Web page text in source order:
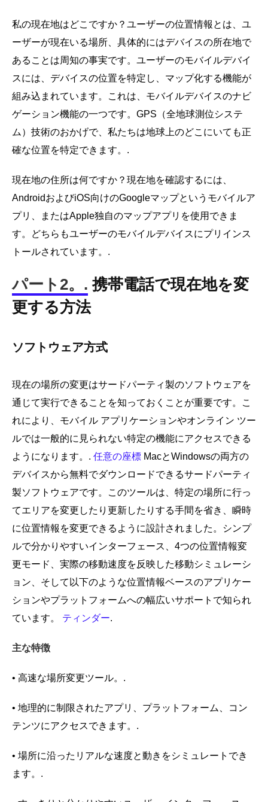
私の現在地はどこですか？ユーザーの位置情報とは、ユ
ーザーが現在いる場所、具体的にはデバイスの所在地で
あることは周知の事実です。ユーザーのモバイルデバイ
スには、デバイスの位置を特定し、マップ化する機能が
組み込まれています。これは、モバイルデバイスのナビ
ゲーション機能の一つです。GPS（全地球測位システ
ム）技術のおかげで、私たちは地球上のどこにいても正
確な位置を特定できます。.
現在地の住所は何ですか？現在地を確認するには、
AndroidおよびiOS向けのGoogleマップというモバイルア
プリ、またはApple独自のマップアプリを使用できま
す。どちらもユーザーのモバイルデバイスにプリインス
トールされています。.
パート2。. 携帯電話で現在地を変
更する方法
ソフトウェア方式
現在の場所の変更はサードパーティ製のソフトウェアを
通じて実行できることを知っておくことが重要です。こ
れにより、モバイル アプリケーションやオンライン ツー
ルでは一般的に見られない特定の機能にアクセスできる
ようになります。. 任意の座標 MacとWindowsの両方の
デバイスから無料でダウンロードできるサードパーティ
製ソフトウェアです。このツールは、特定の場所に行っ
てエリアを変更したり更新したりする手間を省き、瞬時
に位置情報を変更できるように設計されました。シンプ
ルで分かりやすいインターフェース、4つの位置情報変
更モード、実際の移動速度を反映した移動シミュレーシ
ョン、そして以下のような位置情報ベースのアプリケー
ションやプラットフォームへの幅広いサポートで知られ
ています。 ティンダー.
主な特徴
• 高速な場所変更ツール。.
• 地理的に制限されたアプリ、プラットフォーム、コン
テンツにアクセスできます。.
• 場所に沿ったリアルな速度と動きをシミュレートでき
ます。.